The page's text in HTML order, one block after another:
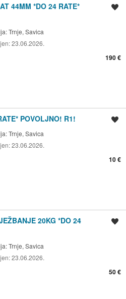
44MM *DO 24 RATE*
Trnje, Savica
23.06.2026.
190 €
POVOLJNO! R1!
Trnje, Savica
23.06.2026.
10 €
20KG *DO 24
Trnje, Savica
23.06.2026.
50 €